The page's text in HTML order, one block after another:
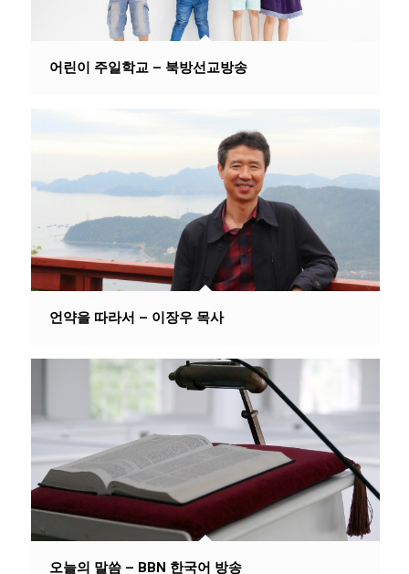
어린이 주일학교 – 북방선교방송
언약을 따라서 – 이장우 목사
오늘의 말씀 – BBN 한국어 방송